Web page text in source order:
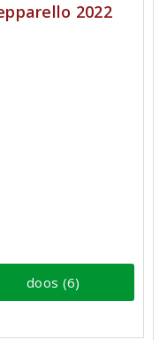
2022
doos (6)